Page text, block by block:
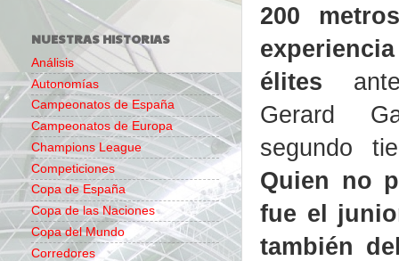
200
élites
Gerard
segundo
Quien no
fue el
también
NUESTRAS HISTORIAS
Análisis
Autonomías
Campeonatos de España
Campeonatos de Europa
Champions League
Competiciones
Copa de España
Copa de las Naciones
Copa del Mundo
Corredores